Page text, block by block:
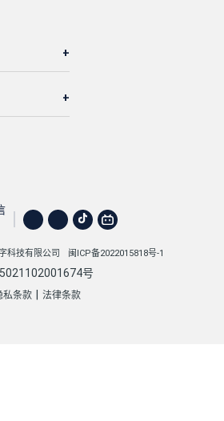
科技有限公司 闽ICP备2022015818号-1
号
私条款 | 法律条款